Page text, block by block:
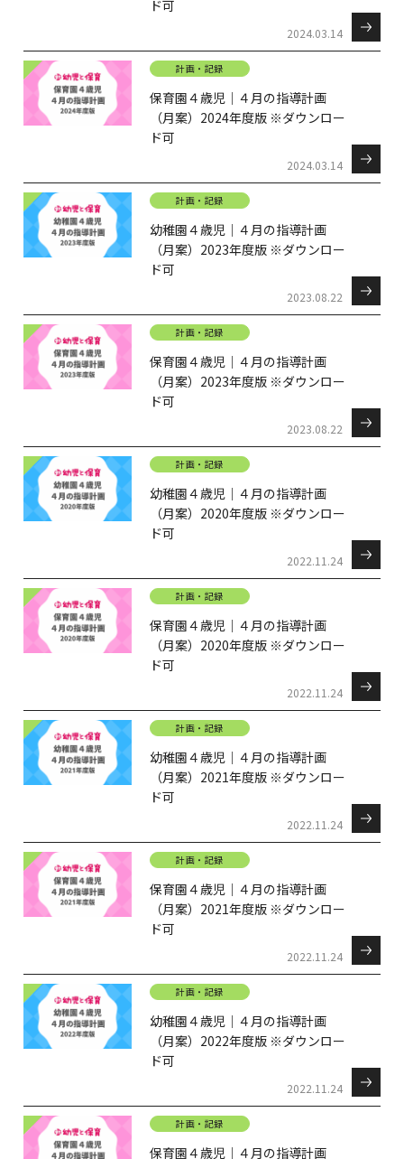
ド可
2024.03.14
計画・記録
保育園４歳児｜４月の指導計画
（月案）2024年度版 ※ダウンロー
ド可
2024.03.14
計画・記録
幼稚園４歳児｜４月の指導計画
（月案）2023年度版 ※ダウンロー
ド可
2023.08.22
計画・記録
保育園４歳児｜４月の指導計画
（月案）2023年度版 ※ダウンロー
ド可
2023.08.22
計画・記録
幼稚園４歳児｜４月の指導計画
（月案）2020年度版 ※ダウンロー
ド可
2022.11.24
計画・記録
保育園４歳児｜４月の指導計画
（月案）2020年度版 ※ダウンロー
ド可
2022.11.24
計画・記録
幼稚園４歳児｜４月の指導計画
（月案）2021年度版 ※ダウンロー
ド可
2022.11.24
計画・記録
保育園４歳児｜４月の指導計画
（月案）2021年度版 ※ダウンロー
ド可
2022.11.24
計画・記録
幼稚園４歳児｜４月の指導計画
（月案）2022年度版 ※ダウンロー
ド可
2022.11.24
計画・記録
保育園４歳児｜４月の指導計画